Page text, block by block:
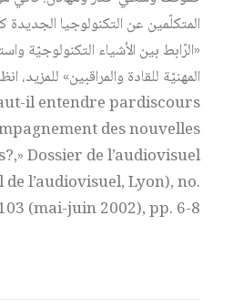
المتكلّمين عن التكنولوجيا
«الرّابط بين الأشياء التكنولوجيّة
il entendre pardiscours
des nouvelles
Dossier de l’audiovisuel
l’audiovisuel, Lyon), no.
(mai-juin 2002), pp. 6-8.